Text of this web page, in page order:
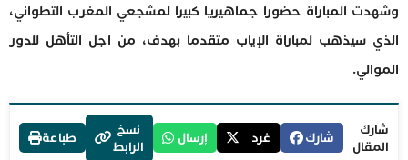
وشهدت المباراة حضورا جماهيريا كبيرا لمشجعي المغرب التطواني،
الذي سيذهب لمباراة الإياب متقدما بهدف، من اجل التأهل للدور
الموالي.
شارك
المقال
شارك غرد إرسال
نسخ
الرابط
طباعة